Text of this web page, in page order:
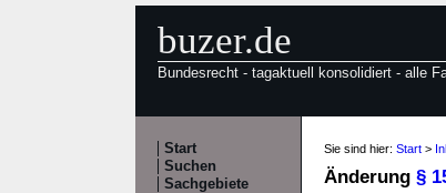
buzer.de
Bundesrecht - tagaktuell konsolidiert - alle
Start
Suchen
Sachgebiete
Sie sind hier: Start >
Änderung §